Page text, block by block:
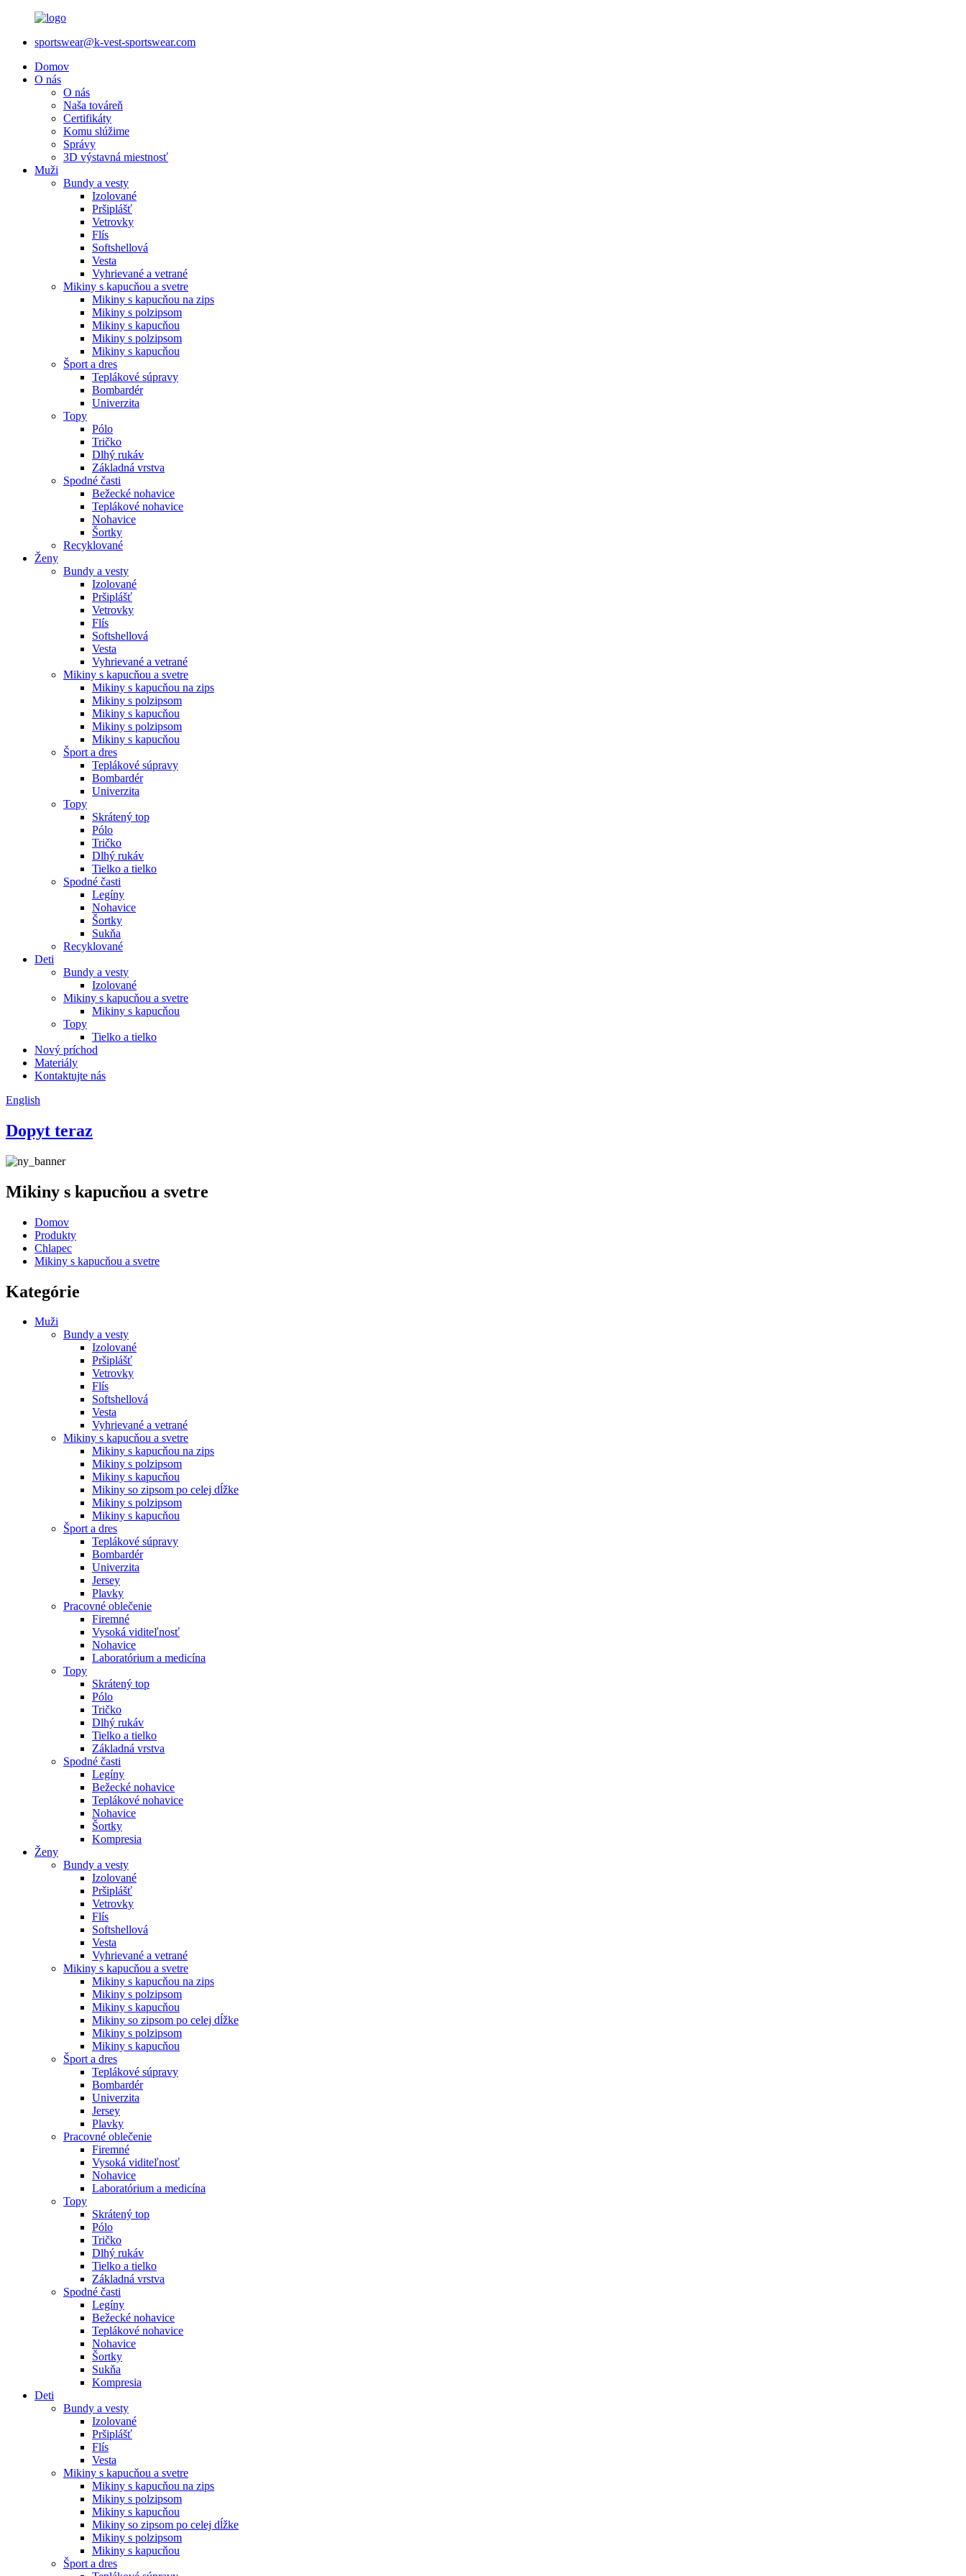
sportswear@k-vest-sportswear.com
Domov
O nás
O nás
Naša továreň
Certifikáty
Komu slúžime
Správy
3D výstavná miestnosť
Muži
Bundy a vesty
Izolované
Pršiplášť
Vetrovky
Flís
Softshellová
Vesta
Vyhrievané a vetrané
Mikiny s kapucňou a svetre
Mikiny s kapucňou na zips
Mikiny s polzipsom
Mikiny s kapucňou
Mikiny s polzipsom
Mikiny s kapucňou
Šport a dres
Teplákové súpravy
Bombardér
Univerzita
Topy
Pólo
Tričko
Dlhý rukáv
Základná vrstva
Spodné časti
Bežecké nohavice
Teplákové nohavice
Nohavice
Šortky
Recyklované
Ženy
Bundy a vesty
Izolované
Pršiplášť
Vetrovky
Flís
Softshellová
Vesta
Vyhrievané a vetrané
Mikiny s kapucňou a svetre
Mikiny s kapucňou na zips
Mikiny s polzipsom
Mikiny s kapucňou
Mikiny s polzipsom
Mikiny s kapucňou
Šport a dres
Teplákové súpravy
Bombardér
Univerzita
Topy
Skrátený top
Pólo
Tričko
Dlhý rukáv
Tielko a tielko
Spodné časti
Legíny
Nohavice
Šortky
Sukňa
Recyklované
Deti
Bundy a vesty
Izolované
Mikiny s kapucňou a svetre
Mikiny s kapucňou
Topy
Tielko a tielko
Nový príchod
Materiály
Kontaktujte nás
English
Dopyt teraz
Mikiny s kapucňou a svetre
Domov
Produkty
Chlapec
Mikiny s kapucňou a svetre
Kategórie
Muži
Bundy a vesty
Izolované
Pršiplášť
Vetrovky
Flís
Softshellová
Vesta
Vyhrievané a vetrané
Mikiny s kapucňou a svetre
Mikiny s kapucňou na zips
Mikiny s polzipsom
Mikiny s kapucňou
Mikiny so zipsom po celej dĺžke
Mikiny s polzipsom
Mikiny s kapucňou
Šport a dres
Teplákové súpravy
Bombardér
Univerzita
Jersey
Plavky
Pracovné oblečenie
Firemné
Vysoká viditeľnosť
Nohavice
Laboratórium a medicína
Topy
Skrátený top
Pólo
Tričko
Dlhý rukáv
Tielko a tielko
Základná vrstva
Spodné časti
Legíny
Bežecké nohavice
Teplákové nohavice
Nohavice
Šortky
Kompresia
Ženy
Bundy a vesty
Izolované
Pršiplášť
Vetrovky
Flís
Softshellová
Vesta
Vyhrievané a vetrané
Mikiny s kapucňou a svetre
Mikiny s kapucňou na zips
Mikiny s polzipsom
Mikiny s kapucňou
Mikiny so zipsom po celej dĺžke
Mikiny s polzipsom
Mikiny s kapucňou
Šport a dres
Teplákové súpravy
Bombardér
Univerzita
Jersey
Plavky
Pracovné oblečenie
Firemné
Vysoká viditeľnosť
Nohavice
Laboratórium a medicína
Topy
Skrátený top
Pólo
Tričko
Dlhý rukáv
Tielko a tielko
Základná vrstva
Spodné časti
Legíny
Bežecké nohavice
Teplákové nohavice
Nohavice
Šortky
Sukňa
Kompresia
Deti
Bundy a vesty
Izolované
Pršiplášť
Flís
Vesta
Mikiny s kapucňou a svetre
Mikiny s kapucňou na zips
Mikiny s polzipsom
Mikiny s kapucňou
Mikiny so zipsom po celej dĺžke
Mikiny s polzipsom
Mikiny s kapucňou
Šport a dres